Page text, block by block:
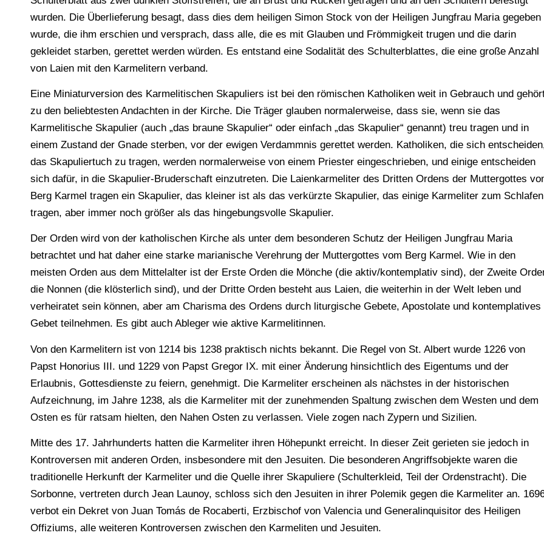
wurden. Die Überlieferung besagt, dass dies dem heiligen Simon Stock von der Heiligen Jungfrau Maria gegeben
wurde, die ihm erschien und versprach, dass alle, die es mit Glauben und Frömmigkeit trugen und die darin
gekleidet starben, gerettet werden würden. Es entstand eine Sodalität des Schulterblattes, die eine große Anzahl
von Laien mit den Karmelitern verband.
Eine Miniaturversion des Karmelitischen Skapuliers ist bei den römischen Katholiken weit in Gebrauch und
zu den beliebtesten Andachten in der Kirche. Die Träger glauben normalerweise, dass sie, wenn sie das
Karmelitische Skapulier (auch „das braune Skapulier“ oder einfach „das Skapulier“ genannt) treu tragen und in
einem Zustand der Gnade sterben, vor der ewigen Verdammnis gerettet werden. Katholiken, die sich
das Skapuliertuch zu tragen, werden normalerweise von einem Priester eingeschrieben, und einige entscheiden
sich dafür, in die Skapulier-Bruderschaft einzutreten. Die Laienkarmeliter des Dritten Ordens der Muttergottes
Berg Karmel tragen ein Skapulier, das kleiner ist als das verkürzte Skapulier, das einige Karmeliter zum Schlafen
tragen, aber immer noch größer als das hingebungsvolle Skapulier.
Der Orden wird von der katholischen Kirche als unter dem besonderen Schutz der Heiligen Jungfrau Maria
betrachtet und hat daher eine starke marianische Verehrung der Muttergottes vom Berg Karmel. Wie in den
meisten Orden aus dem Mittelalter ist der Erste Orden die Mönche (die aktiv/kontemplativ sind), der Zweite
die Nonnen (die klösterlich sind), und der Dritte Orden besteht aus Laien, die weiterhin in der Welt leben und
verheiratet sein können, aber am Charisma des Ordens durch liturgische Gebete, Apostolate und kontemplatives
Gebet teilnehmen. Es gibt auch Ableger wie aktive Karmelitinnen.
Von den Karmelitern ist von 1214 bis 1238 praktisch nichts bekannt. Die Regel von St. Albert wurde 1226 von
Papst Honorius III. und 1229 von Papst Gregor IX. mit einer Änderung hinsichtlich des Eigentums und der
Erlaubnis, Gottesdienste zu feiern, genehmigt. Die Karmeliter erscheinen als nächstes in der historischen
Aufzeichnung, im Jahre 1238, als die Karmeliter mit der zunehmenden Spaltung zwischen dem Westen und dem
Osten es für ratsam hielten, den Nahen Osten zu verlassen. Viele zogen nach Zypern und Sizilien.
Mitte des 17. Jahrhunderts hatten die Karmeliter ihren Höhepunkt erreicht. In dieser Zeit gerieten sie jedoch in
Kontroversen mit anderen Orden, insbesondere mit den Jesuiten. Die besonderen Angriffsobjekte waren die
traditionelle Herkunft der Karmeliter und die Quelle ihrer Skapuliere (Schulterkleid, Teil der Ordenstracht). Die
Sorbonne, vertreten durch Jean Launoy, schloss sich den Jesuiten in ihrer Polemik gegen die Karmeliter an.
verbot ein Dekret von Juan Tomás de Rocaberti, Erzbischof von Valencia und Generalinquisitor des Heiligen
Offiziums, alle weiteren Kontroversen zwischen den Karmeliten und Jesuiten.